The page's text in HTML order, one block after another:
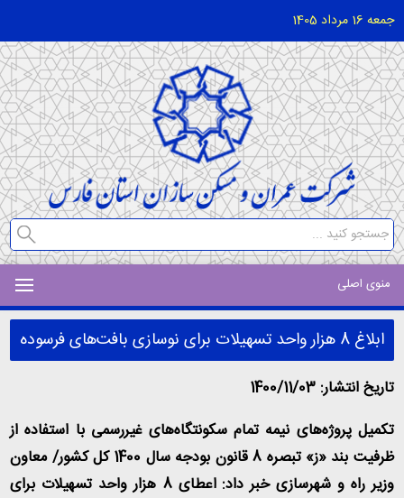
جمعه 16 مرداد 1405
منوی اصلی
ابلاغ 8 هزار واحد تسهیلات برای نوسازی بافت‌های فرسوده
تاریخ انتشار: 1400/11/03
تکمیل پروژه‌های نیمه تمام سکونتگاه‌های غیررسمی با استفاده از
ظرفیت بند «ز» تبصره 8 قانون بودجه سال 1400 کل کشور/ معاون
وزیر راه و شهرسازی خبر داد: اعطای 8 هزار واحد تسهیلات برای